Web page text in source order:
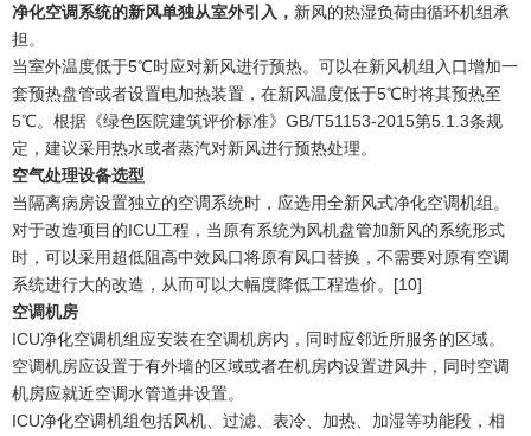
净化空调系统的新风单独从室外引入， 新风的热湿负荷由循环机组承
担。
当室外温度低于5℃时应对新风进行预热。可以在新风机组入口增加一
套预热盘管或者设置电加热装置，在新风温度低于5℃时将其预热至
5℃。根据《绿色医院建筑评价标准》GB/T51153-2015第5.1.3条规
定，建议采用热水或者蒸汽对新风进行预热处理。
空气处理设备选型
当隔离病房设置独立的空调系统时，应选用全新风式净化空调机组。
对于改造项目的ICU工程，当原有系统为风机盘管加新风的系统形式
时，可以采用超低阻高中效风口将原有风口替换，不需要对原有空调
系统进行大的改造，从而可以大幅度降低工程造价。[10]
空调机房
ICU净化空调机组应安装在空调机房内，同时应邻近所服务的区域。
空调机房应设置于有外墙的区域或者在机房内设置进风井，同时空调
机房应就近空调水管道井设置。
ICU净化空调机组包括风机、过滤、表冷、加热、加湿等功能段，相